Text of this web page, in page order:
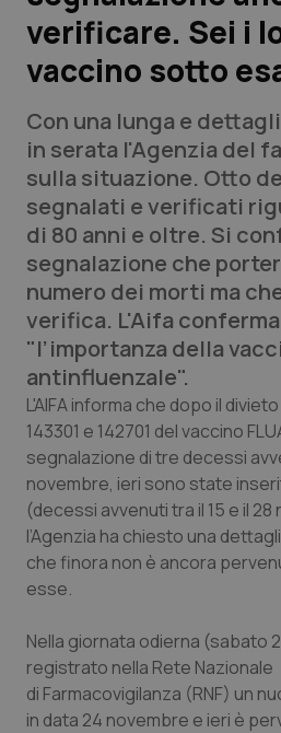
QS Pro
Professionisti Sanitari.AI
Abruzzo
Basilicata
Calabria
Campania
Emilia-Romagna
Friuli Venezia Giulia
Lazio
Liguria
Lombardia
Marche
Molise
QS Pro Gold
Artrite & artrosi
Asma & BPCO
Car-T
Colesterolo &
Dermatite Atopica
Diabete & glucometri
Disturbi dell’umore
Dolore
Donna & Salute
Epatiti
QS Club Newsletter
verificare. Sei i
vaccino sotto
Con una lunga e
in serata l'Agenzia del
sulla situazione. Otto
segnalati e verificati
di 80 anni e oltre. Si
segnalazione che
numero dei morti ma
verifica. L'Aifa
"l’importanza della
antinfluenzale".
L'AIFA informa che dopo il
143301 e 142701 del vaccino
segnalazione di tre decessi
novembre, ieri sono state
(decessi avvenuti tra il 15 e il
l’Agenzia ha chiesto una
che finora non è ancora
esse.
Nella giornata odierna (sabato
registrato nella Rete Nazionale
di Farmacovigilanza (RNF) un
in data 24 novembre e ieri è